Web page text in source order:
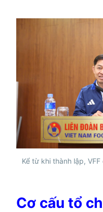
Kể từ khi thành lập,
Cơ cấu tổ